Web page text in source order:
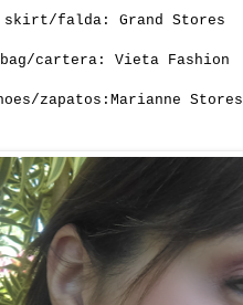
skirt/falda: Grand Stores
bag/cartera: Vieta Fashion
zapatos:Marianne Stores